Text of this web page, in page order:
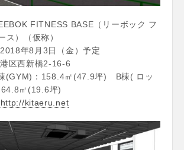
FITNESS BASE（リーボック フ
ス）（仮称）
年8月3日（金）予定
区西新橋2-16-6
(GYM)：158.4㎡(47.9坪) B棟( ロッ
㎡(19.6坪)
http://kitaeru.net